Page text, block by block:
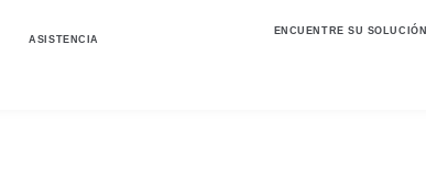
ASISTENCIA
ENCUENTRE SU SOLUCIÓN